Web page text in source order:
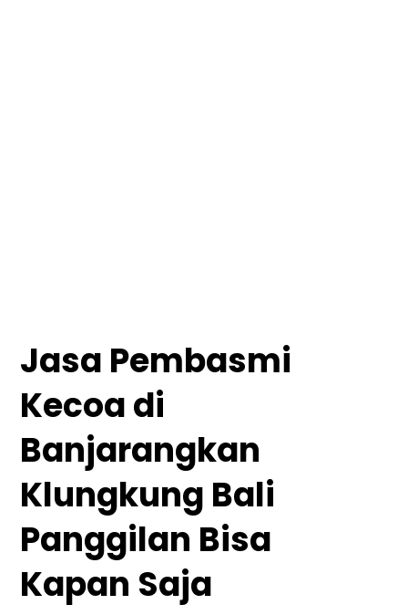
Jasa Pembasmi
Kecoa di
Banjarangkan
Klungkung Bali
Panggilan Bisa
Kapan Saja